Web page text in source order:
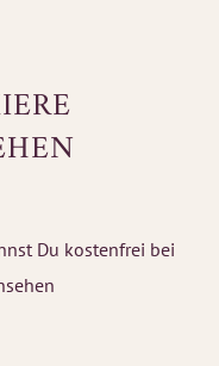
Du kostenfrei bei